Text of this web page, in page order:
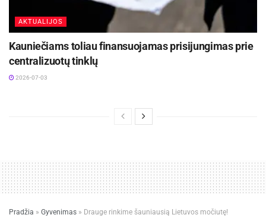
AKTUALIJOS
Kauniečiams toliau finansuojamas prisijungimas prie
centralizuotų tinklų
2026-07-03
Pradžia » Gyvenimas » Drauge rinkime šauniausią Lietuvos močiutę!